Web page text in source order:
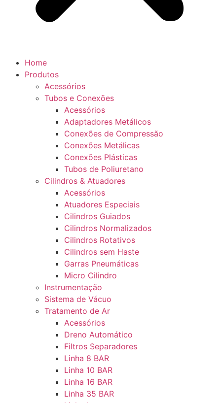
Home
Produtos
Acessórios
Tubos e Conexões
Acessórios
Adaptadores Metálicos
Conexões de Compressão
Conexões Metálicas
Conexões Plásticas
Tubos de Poliuretano
Cilindros & Atuadores
Acessórios
Atuadores Especiais
Cilindros Guiados
Cilindros Normalizados
Cilindros Rotativos
Cilindros sem Haste
Garras Pneumáticas
Micro Cilindro
Instrumentação
Sistema de Vácuo
Tratamento de Ar
Acessórios
Dreno Automático
Filtros Separadores
Linha 8 BAR
Linha 10 BAR
Linha 16 BAR
Linha 35 BAR